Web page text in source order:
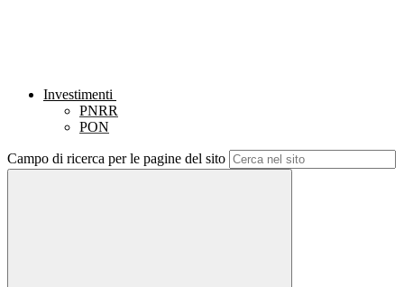
Investimenti
PNRR
PON
Campo di ricerca per le pagine del sito